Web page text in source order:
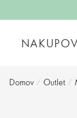
Domov / Outlet /